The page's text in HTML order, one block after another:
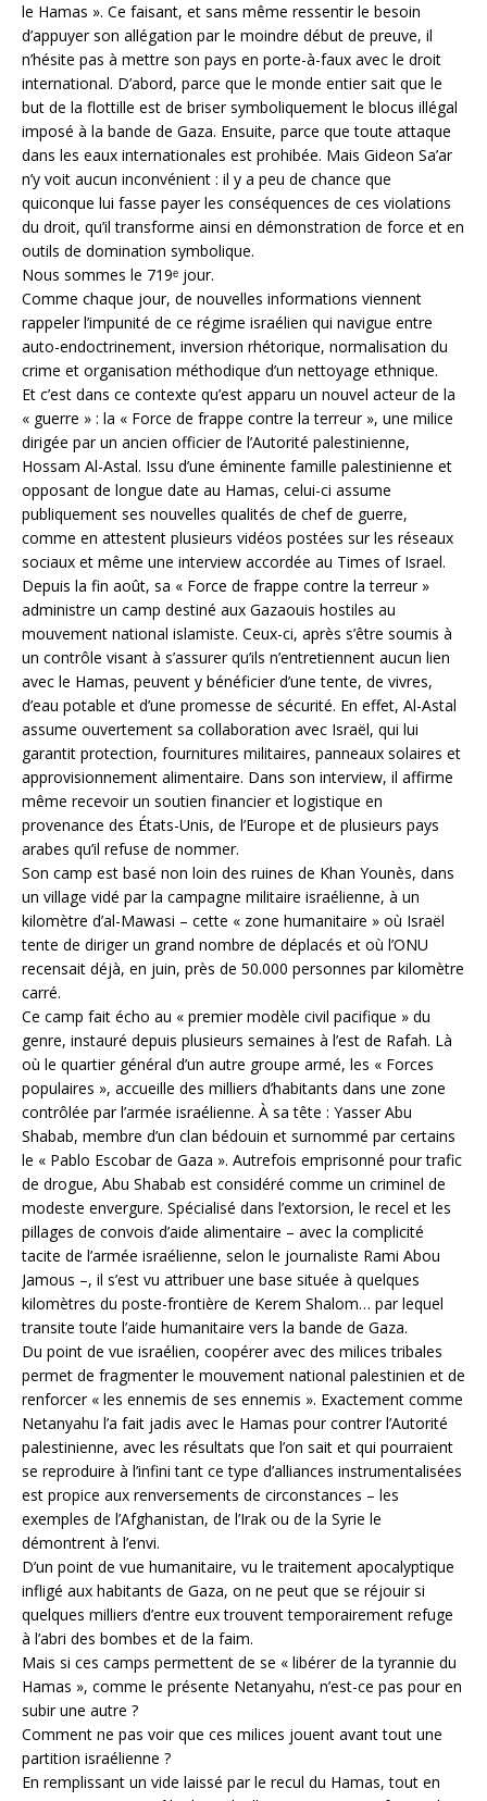
le Hamas ». Ce faisant, et sans même ressentir le besoin
d’appuyer son allégation par le moindre début de preuve, il
n’hésite pas à mettre son pays en porte-à-faux avec le droit
international. D’abord, parce que le monde entier sait que le
but de la flottille est de briser symboliquement le blocus illégal
imposé à la bande de Gaza. Ensuite, parce que toute attaque
dans les eaux internationales est prohibée. Mais Gideon Sa’ar
n’y voit aucun inconvénient : il y a peu de chance que
quiconque lui fasse payer les conséquences de ces violations
du droit, qu’il transforme ainsi en démonstration de force et en
outils de domination symbolique.
Nous sommes le 719ᵉ jour.
Comme chaque jour, de nouvelles informations viennent
rappeler l’impunité de ce régime israélien qui navigue entre
auto-endoctrinement, inversion rhétorique, normalisation du
crime et organisation méthodique d’un nettoyage ethnique.
Et c’est dans ce contexte qu’est apparu un nouvel acteur de la
« guerre » : la « Force de frappe contre la terreur », une milice
dirigée par un ancien officier de l’Autorité palestinienne,
Hossam Al-Astal. Issu d’une éminente famille palestinienne et
opposant de longue date au Hamas, celui-ci assume
publiquement ses nouvelles qualités de chef de guerre,
comme en attestent plusieurs vidéos postées sur les réseaux
sociaux et même une interview accordée au Times of Israel.
Depuis la fin août, sa « Force de frappe contre la terreur »
administre un camp destiné aux Gazaouis hostiles au
mouvement national islamiste. Ceux-ci, après s’être soumis à
un contrôle visant à s’assurer qu’ils n’entretiennent aucun lien
avec le Hamas, peuvent y bénéficier d’une tente, de vivres,
d’eau potable et d’une promesse de sécurité. En effet, Al-Astal
assume ouvertement sa collaboration avec Israël, qui lui
garantit protection, fournitures militaires, panneaux solaires et
approvisionnement alimentaire. Dans son interview, il affirme
même recevoir un soutien financier et logistique en
provenance des États-Unis, de l’Europe et de plusieurs pays
arabes qu’il refuse de nommer.
Son camp est basé non loin des ruines de Khan Younès, dans
un village vidé par la campagne militaire israélienne, à un
kilomètre d’al-Mawasi – cette « zone humanitaire » où Israël
tente de diriger un grand nombre de déplacés et où l’ONU
recensait déjà, en juin, près de 50.000 personnes par kilomètre
carré.
Ce camp fait écho au « premier modèle civil pacifique » du
genre, instauré depuis plusieurs semaines à l’est de Rafah. Là
où le quartier général d’un autre groupe armé, les « Forces
populaires », accueille des milliers d’habitants dans une zone
contrôlée par l’armée israélienne. À sa tête : Yasser Abu
Shabab, membre d’un clan bédouin et surnommé par certains
le « Pablo Escobar de Gaza ». Autrefois emprisonné pour trafic
de drogue, Abu Shabab est considéré comme un criminel de
modeste envergure. Spécialisé dans l’extorsion, le recel et les
pillages de convois d’aide alimentaire – avec la complicité
tacite de l’armée israélienne, selon le journaliste Rami Abou
Jamous –, il s’est vu attribuer une base située à quelques
kilomètres du poste-frontière de Kerem Shalom… par lequel
transite toute l’aide humanitaire vers la bande de Gaza.
Du point de vue israélien, coopérer avec des milices tribales
permet de fragmenter le mouvement national palestinien et de
renforcer « les ennemis de ses ennemis ». Exactement comme
Netanyahu l’a fait jadis avec le Hamas pour contrer l’Autorité
palestinienne, avec les résultats que l’on sait et qui pourraient
se reproduire à l’infini tant ce type d’alliances instrumentalisées
est propice aux renversements de circonstances – les
exemples de l’Afghanistan, de l’Irak ou de la Syrie le
démontrent à l’envi.
D’un point de vue humanitaire, vu le traitement apocalyptique
infligé aux habitants de Gaza, on ne peut que se réjouir si
quelques milliers d’entre eux trouvent temporairement refuge
à l’abri des bombes et de la faim.
Mais si ces camps permettent de se « libérer de la tyrannie du
Hamas », comme le présente Netanyahu, n’est-ce pas pour en
subir une autre ?
Comment ne pas voir que ces milices jouent avant tout une
partition israélienne ?
En remplissant un vide laissé par le recul du Hamas, tout en